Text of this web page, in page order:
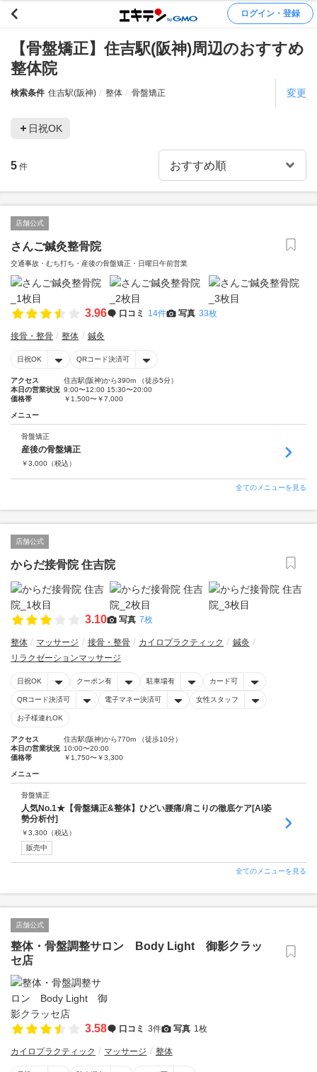
ログイン・登録
【骨盤矯正】住吉駅(阪神)周辺のおすすめ
整体院
検索条件 住吉駅(阪神) 整体 骨盤矯正 変更
日祝OK
5 件
店舗公式
さんご鍼灸整骨院
交通事故・むち打ち・産後の骨盤矯正・日曜日午前営業
3.96 口コミ 14件 写真 33枚
接骨・整骨 整体 鍼灸
日祝OK QRコード決済可
アクセス
住吉駅(阪神)から390m （徒歩5分）
本日の営業状況 9:00〜12:00 15:30〜20:00
価格帯
￥1,500〜￥7,000
メニュー
骨盤矯正
産後の骨盤矯正
￥3,000 （税込）
全てのメニューを見る
店舗公式
からだ接骨院 住吉院
3.10 写真 7枚
整体 マッサージ 接骨・整骨 カイロプラクティック
鍼灸
リラクゼーションマッサージ
日祝OK クーポン有 駐車場有 カード可
QRコード決済可 電子マネー決済可 女性スタッフ
お子様連れOK
アクセス
住吉駅(阪神)から770m （徒歩10分）
本日の営業状況 10:00〜20:00
価格帯
￥1,750〜￥3,300
メニュー
骨盤矯正
人気No.1★【骨盤矯正&整体】ひどい腰痛/肩こりの徹底ケア[AI姿
勢分析付]
￥3,300 （税込）
販売中
全てのメニューを見る
店舗公式
整体・骨盤調整サロン Body Light 御影クラッ
セ店
3.58 口コミ 3件 写真 1枚
カイロプラクティック マッサージ 整体